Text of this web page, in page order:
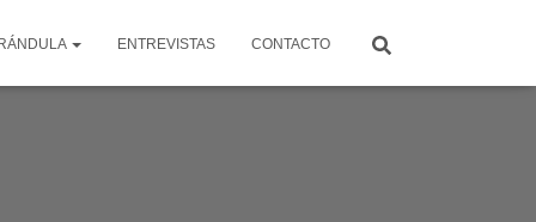
ENTREVISTAS CONTACTO